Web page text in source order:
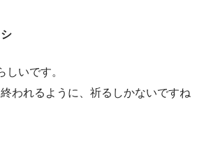
しいです。
われるように、祈るしかないですね